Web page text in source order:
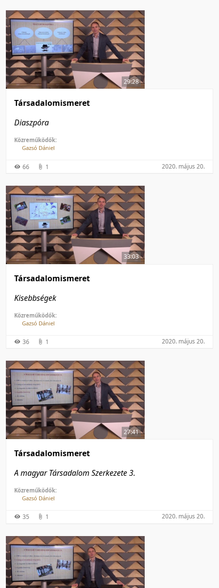
29:28
Társadalomismeret
Diaszpóra
Közreműködők:
Gazsó Dániel
66 1 2020. május 20.
33:03
Társadalomismeret
Kisebbségek
Közreműködők:
Gazsó Dániel
36 1 2020. május 20.
27:41
Társadalomismeret
A magyar Társadalom Szerkezete 3.
Közreműködők:
Gazsó Dániel
35 1 2020. május 20.